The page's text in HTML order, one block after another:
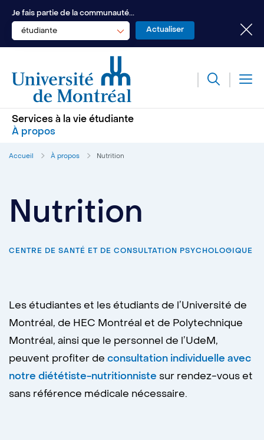
Je fais partie de la communauté...
étudiante
Services à la vie étudiante
À propos
Accueil À propos Nutrition
Nutrition
CENTRE DE SANTÉ ET DE CONSULTATION PSYCHOLOGIQUE
Les étudiantes et les étudiants de l’Université de
Montréal, de HEC Montréal et de Polytechnique
Montréal, ainsi que le personnel de l’UdeM,
peuvent profiter de consultation individuelle avec
notre diététiste-nutritionniste sur rendez-vous et
sans référence médicale nécessaire.